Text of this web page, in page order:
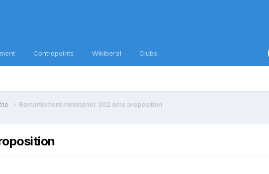
Contrepoints Wikiberal Clubs
Remaniement ministériel: 302 ème proposition